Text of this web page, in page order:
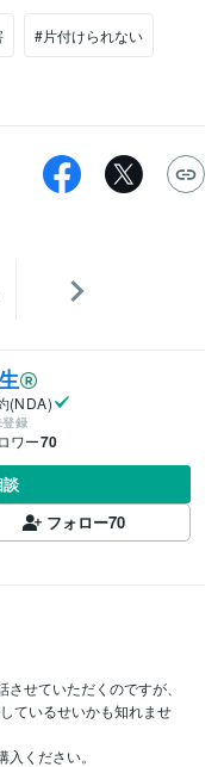
#片付けられない
(NDA)
登録
ワー70
フォロー70
せていただくのですが、
ているせいかも知れませ
ください。